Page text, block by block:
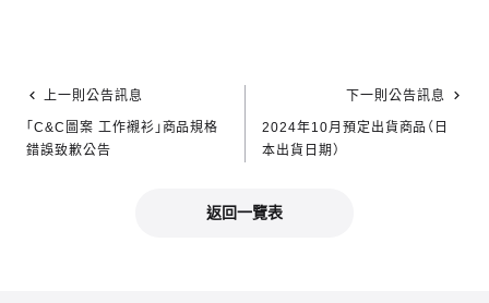
上一則公告訊息
「C&C圖案 工作襯衫」商品規格
錯誤致歉公告
下一則公告訊息
2024年10月預定出貨商品（日
本出貨日期）
返回一覽表